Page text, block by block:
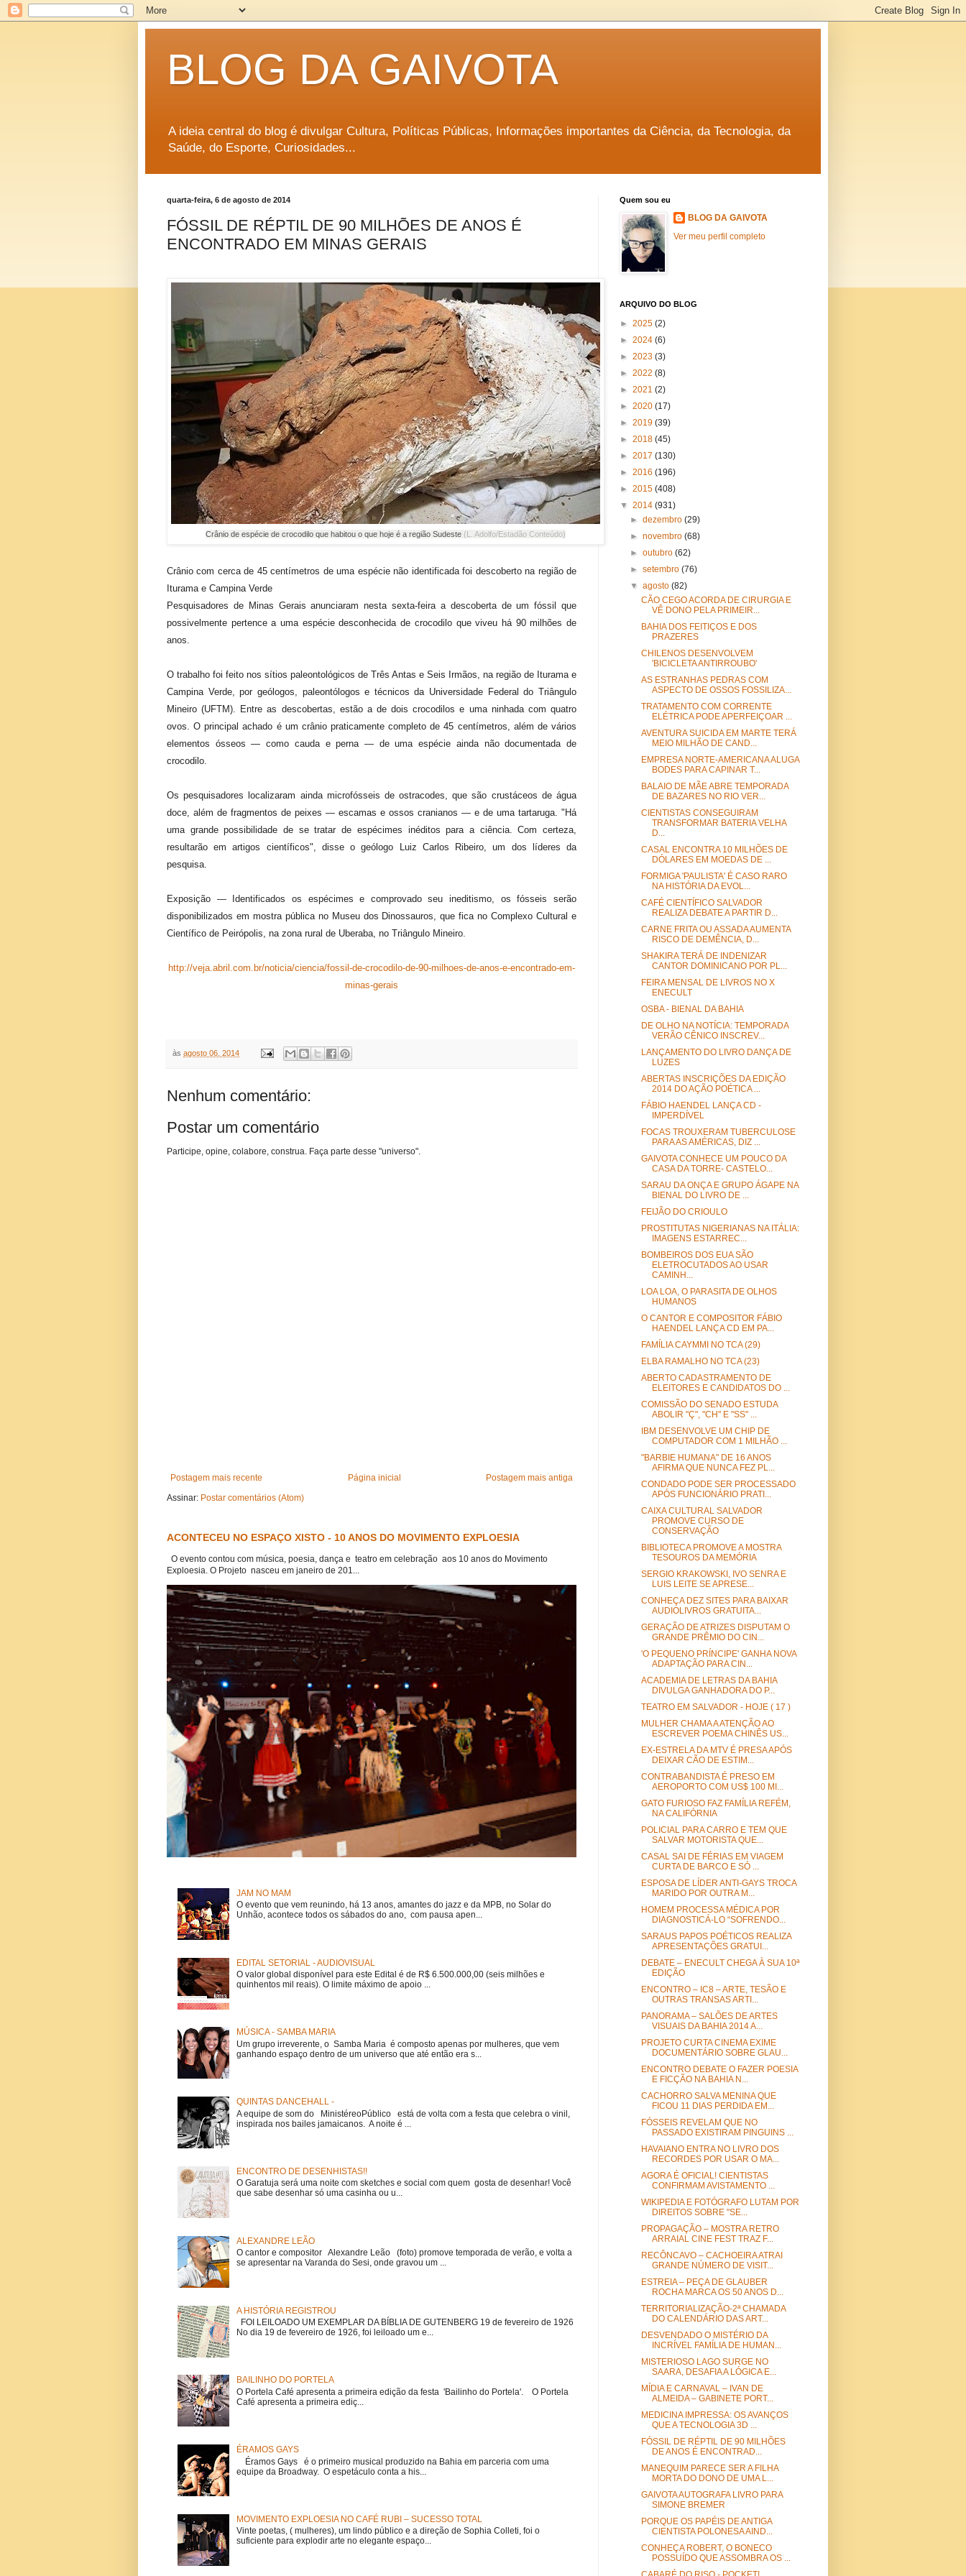
BLOG DA GAIVOTA
A ideia central do blog é divulgar Cultura, Políticas Públicas, Informações importantes da Ciência, da Tecnologia, da
Saúde, do Esporte, Curiosidades...
quarta-feira, 6 de agosto de 2014
FÓSSIL DE RÉPTIL DE 90 MILHÕES DE ANOS É
ENCONTRADO EM MINAS GERAIS
Crânio de espécie de crocodilo que habitou o que hoje é a região Sudeste (L. Adolfo/Estadão Conteúdo)
Crânio com cerca de 45 centímetros de uma espécie não identificada foi descoberto na região de
Iturama e Campina Verde
Pesquisadores de Minas Gerais anunciaram nesta sexta-feira a descoberta de um fóssil que
possivelmente pertence a uma espécie desconhecida de crocodilo que viveu há 90 milhões de
anos.
O trabalho foi feito nos sítios paleontológicos de Três Antas e Seis Irmãos, na região de Iturama e
Campina Verde, por geólogos, paleontólogos e técnicos da Universidade Federal do Triângulo
Mineiro (UFTM). Entre as descobertas, estão a de dois crocodilos e uma ninhada com quatro
ovos. O principal achado é um crânio praticamente completo de 45 centímetros, além de vários
elementos ósseos — como cauda e perna — de uma espécie ainda não documentada de
crocodilo.
Os pesquisadores localizaram ainda microfósseis de ostracodes, que são crustáceos de água
doce, além de fragmentos de peixes — escamas e ossos cranianos — e de uma tartaruga. "Há
uma grande possibilidade de se tratar de espécimes inéditos para a ciência. Com certeza,
resultarão em artigos científicos", disse o geólogo Luiz Carlos Ribeiro, um dos líderes da
pesquisa.
Exposição — Identificados os espécimes e comprovado seu ineditismo, os fósseis serão
disponibilizados em mostra pública no Museu dos Dinossauros, que fica no Complexo Cultural e
Científico de Peirópolis, na zona rural de Uberaba, no Triângulo Mineiro.
http://veja.abril.com.br/noticia/ciencia/fossil-de-crocodilo-de-90-milhoes-de-anos-e-encontrado-em-
minas-gerais
às agosto 06, 2014
Nenhum comentário:
Postar um comentário
Participe, opine, colabore, construa. Faça parte desse "universo".
Postagem mais recente Postagem mais antiga
Página inicial
Assinar: Postar comentários (Atom)
ACONTECEU NO ESPAÇO XISTO - 10 ANOS DO MOVIMENTO EXPLOESIA
O evento contou com música, poesia, dança e teatro em celebração aos 10 anos do Movimento
Exploesia. O Projeto nasceu em janeiro de 201...
JAM NO MAM
O evento que vem reunindo, há 13 anos, amantes do jazz e da MPB, no Solar do
Unhão, acontece todos os sábados do ano, com pausa apen...
EDITAL SETORIAL - AUDIOVISUAL
O valor global disponível para este Edital é de R$ 6.500.000,00 (seis milhões e
quinhentos mil reais). O limite máximo de apoio ...
MÚSICA - SAMBA MARIA
Um grupo irreverente, o Samba Maria é composto apenas por mulheres, que vem
ganhando espaço dentro de um universo que até então era s...
QUINTAS DANCEHALL -
A equipe de som do MinistéreoPúblico está de volta com a festa que celebra o vinil,
inspirada nos bailes jamaicanos. A noite é ...
ENCONTRO DE DESENHISTAS!!
O Garatuja será uma noite com sketches e social com quem gosta de desenhar! Você
que sabe desenhar só uma casinha ou u...
ALEXANDRE LEÃO
O cantor e compositor Alexandre Leão (foto) promove temporada de verão, e volta a
se apresentar na Varanda do Sesi, onde gravou um ...
A HISTÓRIA REGISTROU
FOI LEILOADO UM EXEMPLAR DA BÍBLIA DE GUTENBERG 19 de fevereiro de 1926
No dia 19 de fevereiro de 1926, foi leiloado um e...
BAILINHO DO PORTELA
O Portela Café apresenta a primeira edição da festa 'Bailinho do Portela'. O Portela
Café apresenta a primeira ediç...
ÉRAMOS GAYS
Éramos Gays é o primeiro musical produzido na Bahia em parceria com uma
equipe da Broadway. O espetáculo conta a his...
MOVIMENTO EXPLOESIA NO CAFÉ RUBI – SUCESSO TOTAL
Vinte poetas, ( mulheres), um lindo público e a direção de Sophia Colleti, foi o
suficiente para explodir arte no elegante espaço...
Quem sou eu
BLOG DA GAIVOTA
Ver meu perfil completo
ARQUIVO DO BLOG
► 2025 (2)
► 2024 (6)
► 2023 (3)
► 2022 (8)
► 2021 (2)
► 2020 (17)
► 2019 (39)
► 2018 (45)
► 2017 (130)
► 2016 (196)
► 2015 (408)
▼ 2014 (931)
►dezembro(29)
►novembro(68)
►outubro(62)
►setembro(76)
▼agosto(82)
CÃO CEGO ACORDA DE CIRURGIA E
VÊ DONO PELA PRIMEIR...
BAHIA DOS FEITIÇOS E DOS
PRAZERES
CHILENOS DESENVOLVEM
'BICICLETA ANTIRROUBO'
AS ESTRANHAS PEDRAS COM
ASPECTO DE OSSOS FOSSILIZA...
TRATAMENTO COM CORRENTE
ELÉTRICA PODE APERFEIÇOAR ...
AVENTURA SUICIDA EM MARTE TERÁ
MEIO MILHÃO DE CAND...
EMPRESA NORTE-AMERICANA ALUGA
BODES PARA CAPINAR T...
BALAIO DE MÃE ABRE TEMPORADA
DE BAZARES NO RIO VER...
CIENTISTAS CONSEGUIRAM
TRANSFORMAR BATERIA VELHA
D...
CASAL ENCONTRA 10 MILHÕES DE
DÓLARES EM MOEDAS DE ...
FORMIGA 'PAULISTA' É CASO RARO
NA HISTÓRIA DA EVOL...
CAFÉ CIENTÍFICO SALVADOR
REALIZA DEBATE A PARTIR D...
CARNE FRITA OU ASSADA AUMENTA
RISCO DE DEMÊNCIA, D...
SHAKIRA TERÁ DE INDENIZAR
CANTOR DOMINICANO POR PL...
FEIRA MENSAL DE LIVROS NO X
ENECULT
OSBA - BIENAL DA BAHIA
DE OLHO NA NOTÍCIA: TEMPORADA
VERÃO CÊNICO INSCREV...
LANÇAMENTO DO LIVRO DANÇA DE
LUZES
ABERTAS INSCRIÇÕES DA EDIÇÃO
2014 DO AÇÃO POÉTICA ...
FÁBIO HAENDEL LANÇA CD -
IMPERDÍVEL
FOCAS TROUXERAM TUBERCULOSE
PARA AS AMÉRICAS, DIZ ...
GAIVOTA CONHECE UM POUCO DA
CASA DA TORRE- CASTELO...
SARAU DA ONÇA E GRUPO ÁGAPE NA
BIENAL DO LIVRO DE ...
FEIJÃO DO CRIOULO
PROSTITUTAS NIGERIANAS NA ITÁLIA:
IMAGENS ESTARREC...
BOMBEIROS DOS EUA SÃO
ELETROCUTADOS AO USAR
CAMINH...
LOA LOA, O PARASITA DE OLHOS
HUMANOS
O CANTOR E COMPOSITOR FÁBIO
HAENDEL LANÇA CD EM PA...
FAMÍLIA CAYMMI NO TCA (29)
ELBA RAMALHO NO TCA (23)
ABERTO CADASTRAMENTO DE
ELEITORES E CANDIDATOS DO ...
COMISSÃO DO SENADO ESTUDA
ABOLIR "Ç", "CH" E "SS" ...
IBM DESENVOLVE UM CHIP DE
COMPUTADOR COM 1 MILHÃO ...
"BARBIE HUMANA" DE 16 ANOS
AFIRMA QUE NUNCA FEZ PL...
CONDADO PODE SER PROCESSADO
APÓS FUNCIONÁRIO PRATI...
CAIXA CULTURAL SALVADOR
PROMOVE CURSO DE
CONSERVAÇÃO
BIBLIOTECA PROMOVE A MOSTRA
TESOUROS DA MEMÓRIA
SERGIO KRAKOWSKI, IVO SENRA E
LUIS LEITE SE APRESE...
CONHEÇA DEZ SITES PARA BAIXAR
AUDIOLIVROS GRATUITA...
GERAÇÃO DE ATRIZES DISPUTAM O
GRANDE PRÊMIO DO CIN...
'O PEQUENO PRÍNCIPE' GANHA NOVA
ADAPTAÇÃO PARA CIN...
ACADEMIA DE LETRAS DA BAHIA
DIVULGA GANHADORA DO P...
TEATRO EM SALVADOR - HOJE ( 17 )
MULHER CHAMA A ATENÇÃO AO
ESCREVER POEMA CHINÊS US...
EX-ESTRELA DA MTV É PRESA APÓS
DEIXAR CÃO DE ESTIM...
CONTRABANDISTA É PRESO EM
AEROPORTO COM US$ 100 MI...
GATO FURIOSO FAZ FAMÍLIA REFÉM,
NA CALIFÓRNIA
POLICIAL PARA CARRO E TEM QUE
SALVAR MOTORISTA QUE...
CASAL SAI DE FÉRIAS EM VIAGEM
CURTA DE BARCO E SÓ ...
ESPOSA DE LÍDER ANTI-GAYS TROCA
MARIDO POR OUTRA M...
HOMEM PROCESSA MÉDICA POR
DIAGNOSTICÁ-LO “SOFRENDO...
SARAUS PAPOS POÉTICOS REALIZA
APRESENTAÇÕES GRATUI...
DEBATE – ENECULT CHEGA À SUA 10ª
EDIÇÃO
ENCONTRO – IC8 – ARTE, TESÃO E
OUTRAS TRANSAS ARTI...
PANORAMA – SALÕES DE ARTES
VISUAIS DA BAHIA 2014 A...
PROJETO CURTA CINEMA EXIME
DOCUMENTÁRIO SOBRE GLAU...
ENCONTRO DEBATE O FAZER POESIA
E FICÇÃO NA BAHIA N...
CACHORRO SALVA MENINA QUE
FICOU 11 DIAS PERDIDA EM...
FÓSSEIS REVELAM QUE NO
PASSADO EXISTIRAM PINGUINS ...
HAVAIANO ENTRA NO LIVRO DOS
RECORDES POR USAR O MA...
AGORA É OFICIAL! CIENTISTAS
CONFIRMAM AVISTAMENTO ...
WIKIPEDIA E FOTÓGRAFO LUTAM POR
DIREITOS SOBRE "SE...
PROPAGAÇÃO – MOSTRA RETRO
ARRAIAL CINE FEST TRAZ F...
RECÔNCAVO – CACHOEIRA ATRAI
GRANDE NÚMERO DE VISIT...
ESTREIA – PEÇA DE GLAUBER
ROCHA MARCA OS 50 ANOS D...
TERRITORIALIZAÇÃO-2ª CHAMADA
DO CALENDÁRIO DAS ART...
DESVENDADO O MISTÉRIO DA
INCRÍVEL FAMÍLIA DE HUMAN...
MISTERIOSO LAGO SURGE NO
SAARA, DESAFIA A LÓGICA E...
MÍDIA E CARNAVAL – IVAN DE
ALMEIDA – GABINETE PORT...
MEDICINA IMPRESSA: OS AVANÇOS
QUE A TECNOLOGIA 3D ...
FÓSSIL DE RÉPTIL DE 90 MILHÕES
DE ANOS É ENCONTRAD...
MANEQUIM PARECE SER A FILHA
MORTA DO DONO DE UMA L...
GAIVOTA AUTOGRAFA LIVRO PARA
SIMONE BREMER
PORQUE OS PAPÉIS DE ANTIGA
CIENTISTA POLONESA AIND...
CONHEÇA ROBERT, O BONECO
POSSUÍDO QUE ASSOMBRA OS ...